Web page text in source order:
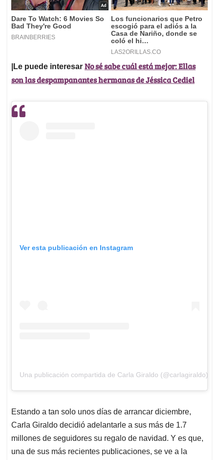
|Le puede interesar No sé sabe cuál está mejor: Ellas
son las despampanantes hermanas de Jéssica Cediel
Ver esta publicación en Instagram
Una publicación compartida de Carla Giraldo (@carlagiraldo)
Estando a tan solo unos días de arrancar diciembre,
Carla Giraldo decidió adelantarle a sus más de 1.7
millones de seguidores su regalo de navidad. Y es que,
una de sus más recientes publicaciones, se ve a la